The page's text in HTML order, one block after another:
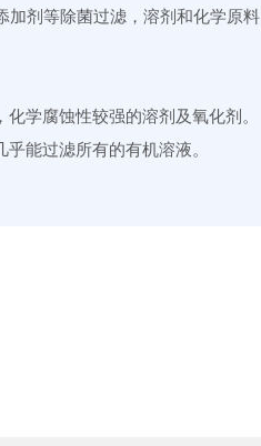
剂等除菌过滤，溶剂和化学原料
学腐蚀性较强的溶剂及氧化剂。
能过滤所有的有机溶液。